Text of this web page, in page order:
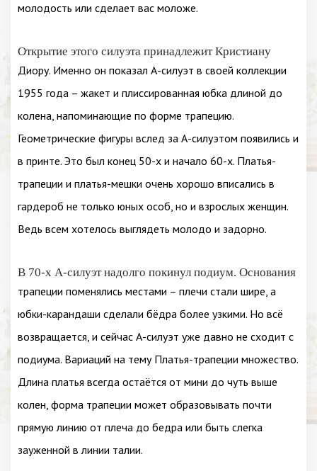
молодость или сделает вас моложе.
Открытие этого силуэта принадлежит Кристиану
Диору. Именно он показал А-силуэт в своей коллекции
1955 года – жакет и плиссированная юбка длиной до
колена, напоминающие по форме трапецию.
Геометрические фигуры вслед за А-силуэтом появились и
в принте. Это был конец 50-х и начало 60-х. Платья-
трапеции и платья-мешки очень хорошо вписались в
гардероб не только юных особ, но и взрослых женщин.
Ведь всем хотелось выглядеть молодо и задорно.
В 70-х А-силуэт надолго покинул подиум. Основания
трапеции поменялись местами – плечи стали шире, а
юбки-карандаши сделали бёдра более узкими. Но всё
возвращается, и сейчас А-силуэт уже давно не сходит с
подиума. Вариаций на тему Платья-трапеции множество.
Длина платья всегда остаётся от мини до чуть выше
колен, форма трапеции может образовывать почти
прямую линию от плеча до бедра или быть слегка
зауженной в линии талии.